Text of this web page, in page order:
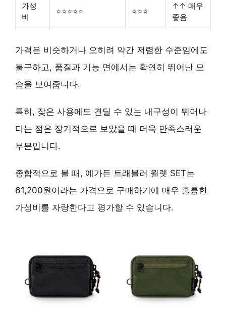
가성
비
⭐⭐⭐⭐⭐ ⭐⭐⭐
↑↑ 매우
좋음
가격은 비슷하거나 오히려 약간 저렴한 수준임에도
불구하고, 품질과 기능 면에서는 확연히 뛰어난 모
습을 보여줍니다.
특히, 잦은 사용에도 견딜 수 있는 내구성이 뛰어나
다는 점은 장기적으로 보았을 때 더욱 만족스러운
부분입니다.
종합적으로 볼 때, 에가든 트래블러 월렛 SET는
61,200원이라는 가격으로 구매하기에 매우 훌륭한
가성비를 자랑한다고 평가할 수 있습니다.